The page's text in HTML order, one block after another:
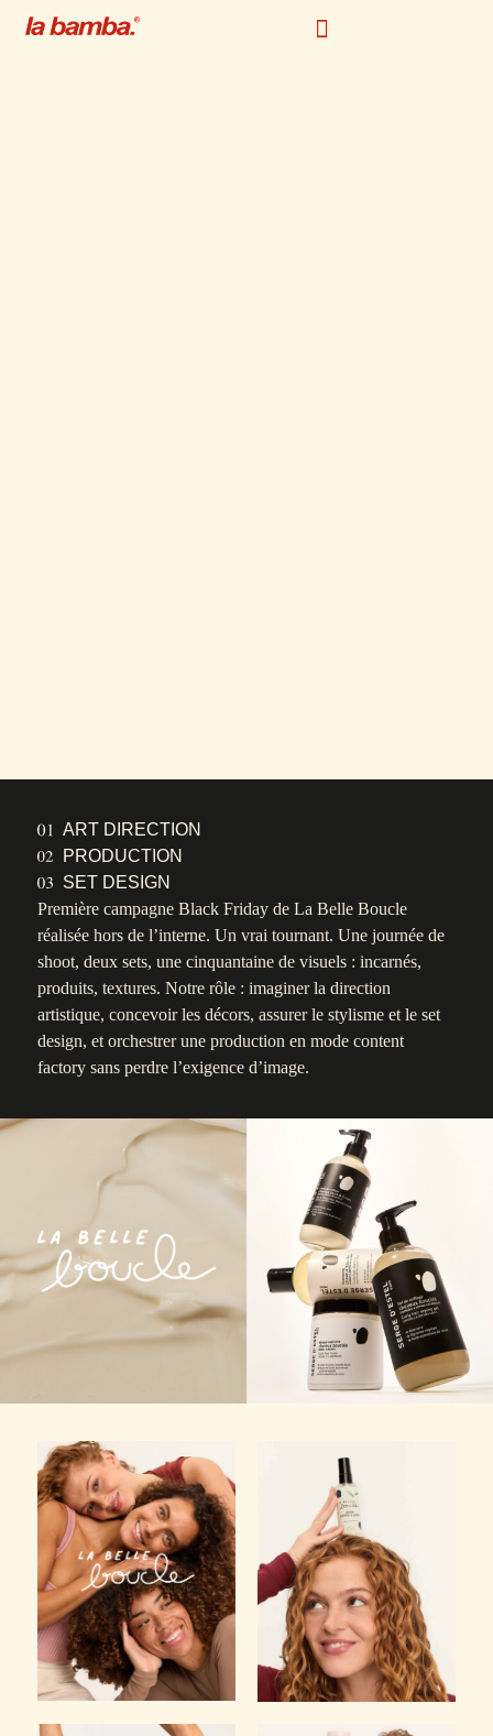
black friday campaign
ART DIRECTION
PRODUCTION
SET DESIGN
Première campagne Black Friday de La Belle Boucle
réalisée hors de l’interne. Un vrai tournant. Une journée de
shoot, deux sets, une cinquantaine de visuels : incarnés,
produits, textures. Notre rôle : imaginer la direction
artistique, concevoir les décors, assurer le stylisme et le set
design, et orchestrer une production en mode content
factory sans perdre l’exigence d’image.